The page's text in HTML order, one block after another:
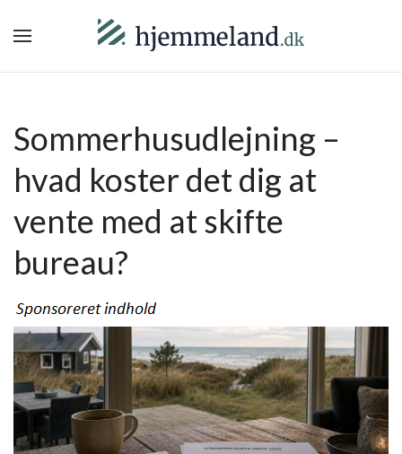
Sommerhusudlejning –
hvad koster det dig at
vente med at skifte
bureau?